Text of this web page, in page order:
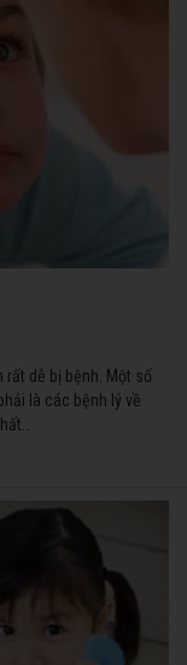
dễ bị bệnh. Một số
là các bệnh lý về